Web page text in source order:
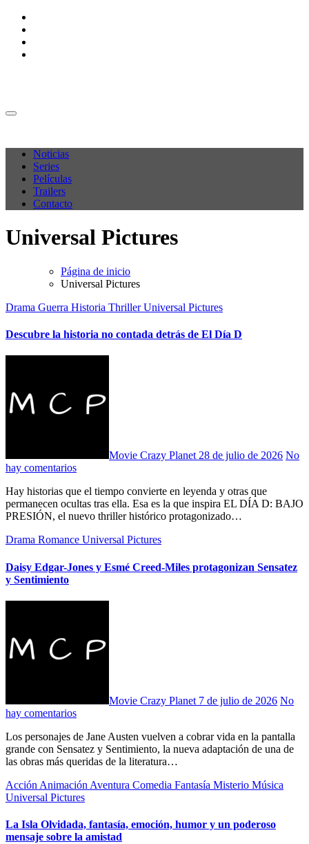
contenido
Noticias
Series
Películas
Trailers
Contacto
Universal Pictures
Página de inicio
Universal Pictures
Drama Guerra Historia ThrillerUniversal Pictures
Descubre la historia no contada detrás de El Día D
Movie Crazy Planet28 de julio de 2026 No
hay comentarios
Hay historias que el tiempo convierte en leyenda y otras que
permanecen ocultas tras ella. Esa es la que inspira EL DÍA D: BAJO
PRESIÓN, el nuevo thriller histórico protagonizado…
Drama Romance Universal Pictures
Daisy Edgar-Jones y Esmé Creed-Miles protagonizan Sensatez
y Sentimiento
Movie Crazy Planet 7 de julio de 2026 No
hay comentarios
Los personajes de Jane Austen vuelven a cobrar vida en la pantalla
grande con Sensatez y Sentimiento, la nueva adaptación de una de
las obras más queridas de la literatura…
Acción Animación Aventura Comedia Fantasía Misterio Música
Universal Pictures
La Isla Olvidada, fantasía, emoción, humor y un poderoso
mensaje sobre la amistad